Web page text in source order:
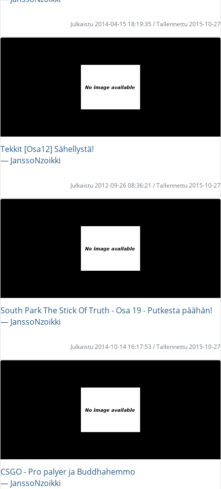
Julkaistu 2014-04-15 18:19:35 / Tallennettu 2015-10-27
Tekkit [Osa12] Sähellystä!
― JanssoNzoikki
Julkaistu 2012-09-26 08:36:21 / Tallennettu 2015-10-27
South Park The Stick Of Truth - Osa 19 - Putkesta päähän!
― JanssoNzoikki
Julkaistu 2014-10-14 16:17:53 / Tallennettu 2015-10-27
CSGO - Pro palyer ja Buddhahemmo
― JanssoNzoikki